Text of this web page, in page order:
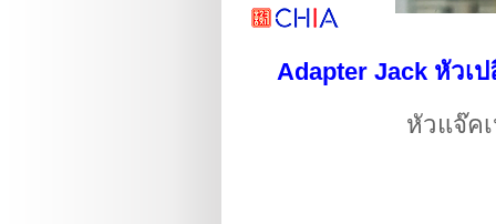
Adapter Jack หัวเ
หัวแจ๊ค